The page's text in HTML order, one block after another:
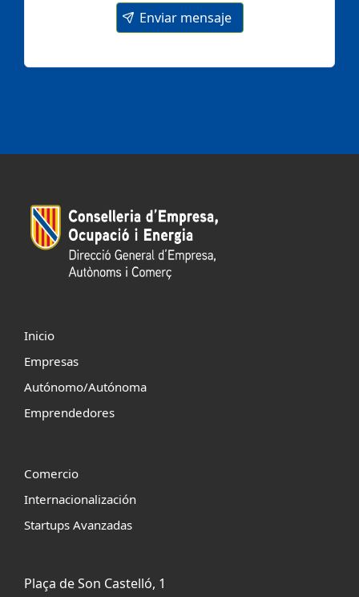
Enviar mensaje
Inicio
Empresas
Autónomo/Autónoma
Emprendedores
Comercio
Internacionalización
Startups Avanzadas
Plaça de Son Castelló, 1